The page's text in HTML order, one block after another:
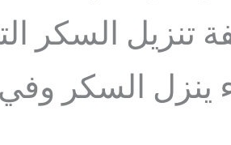
تنزيل السكر
السكر وفي